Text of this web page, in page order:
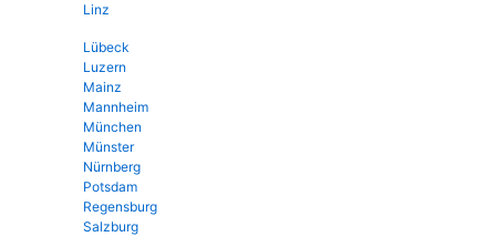
Linz
Lübeck
Luzern
Mainz
Mannheim
München
Münster
Nürnberg
Potsdam
Regensburg
Salzburg